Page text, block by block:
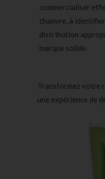
commercialiser
chanvre, à
distribution
marque solide.
Transformez votre
une expérience de